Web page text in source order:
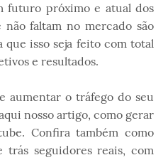
futuro próximo e atual dos
faltam no mercado são
que isso seja feito com total
e resultados.
aumentar o tráfego do seu
nosso artigo, como gerar
Confira também como
seguidores reais, com